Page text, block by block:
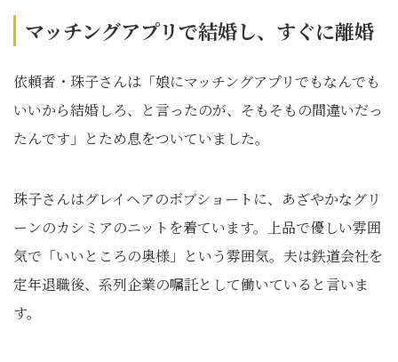
マッチングアプリで結婚し、すぐに離婚
依頼者・珠子さんは「娘にマッチングアプリでもなんでも
いいから結婚しろ、と言ったのが、そもそもの間違いだっ
たんです」とため息をついていました。
珠子さんはグレイヘアのボブショートに、あざやかなグリ
ーンのカシミアのニットを着ています。上品で優しい雰囲
気で「いいところの奥様」という雰囲気。夫は鉄道会社を
定年退職後、系列企業の嘱託として働いていると言いま
す。